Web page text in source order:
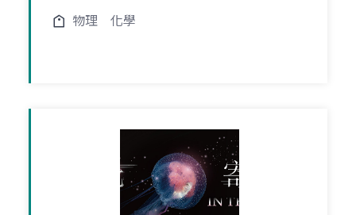
物理 化學